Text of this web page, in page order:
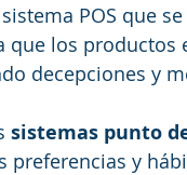
POS que
que los productos
decepciones y
sistemas punto
preferencias y